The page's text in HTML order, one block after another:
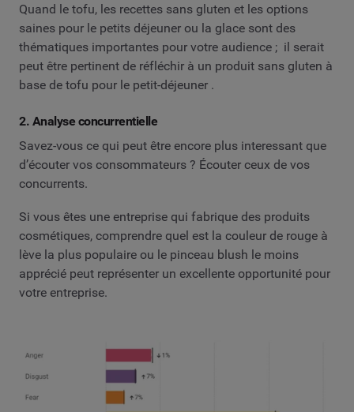
Quand le tofu, les recettes sans gluten et les options
saines pour le petits déjeuner ou la glace sont des
thématiques importantes pour votre audience ; il serait
peut être pertinent de réfléchir à un produit sans gluten à
base de tofu pour le petit-déjeuner .
2. Analyse concurrentielle
Savez-vous ce qui peut être encore plus interessant que
d’écouter vos consommateurs ? Écouter ceux de vos
concurrents.
Si vous êtes une entreprise qui fabrique des produits
cosmétiques, comprendre quel est la couleur de rouge à
lève la plus populaire ou le pinceau blush le moins
apprécié peut représenter un excellente opportunité pour
votre entreprise.